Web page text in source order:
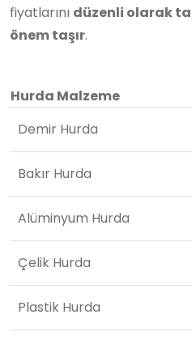
fiyatlarını düzenli olarak
önem taşır.
Hurda Malzeme
Demir Hurda
Bakır Hurda
Alüminyum Hurda
Çelik Hurda
Plastik Hurda